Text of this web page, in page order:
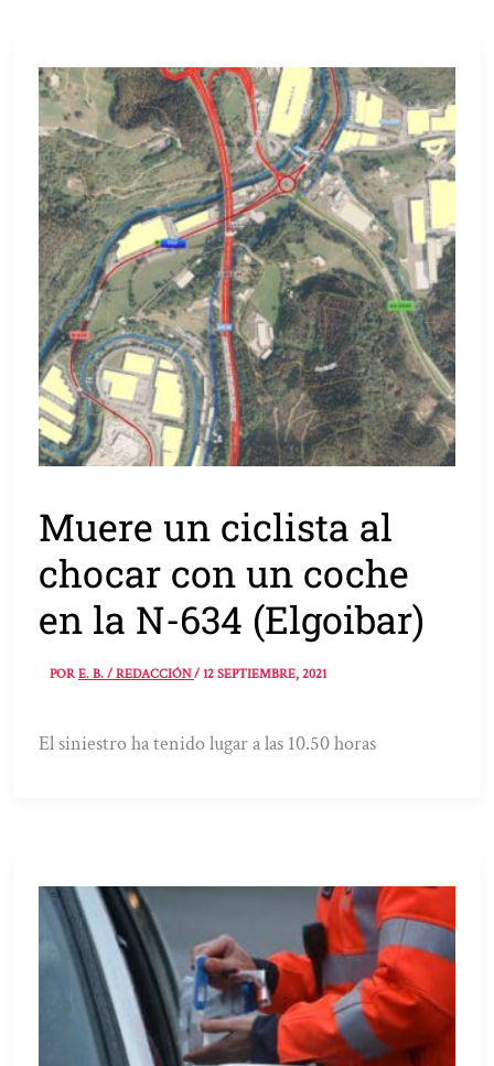
Muere un ciclista al
chocar con un coche
en la N-634 (Elgoibar)
PORE. B. / REDACCIÓN/12 SEPTIEMBRE, 2021
El siniestro ha tenido lugar a las 10.50 horas